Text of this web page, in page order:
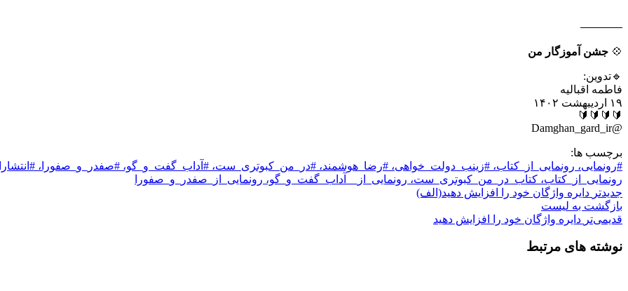
💠 جشن آموزگار من
🔹تدوین:
فاطمه اقبالیه
۱۹ اردیبهشت ۱۴۰۲
🔰🔰🔰🔰
@Damghan_gard_ir
برچسب ها:
#رونمایی، رونمایی_از_کتاب، #زینب_دولت_خواهی، #رضا_هوشمند، #در_من_کبوتری_ست، #آداب_گفت_و_گو، #صفدر_و_صفورا،
رونمایی_از_کتاب، کتاب_در_من_کبوتری_ست، رونمایی_از__آداب_گفت_و_گو، رونمایی_از_صفدر_و_صفورا
جدیدتر دایره واژگان خود را افزایش دهید(الف)
بازگشت بە لیست
قدیمی‌تر دایره واژگان خود را افزایش دهید
نوشته های مرتبط